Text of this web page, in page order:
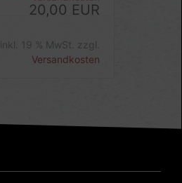
20,00 EUR
inkl. 19 % MwSt. zzgl.
Versandkosten